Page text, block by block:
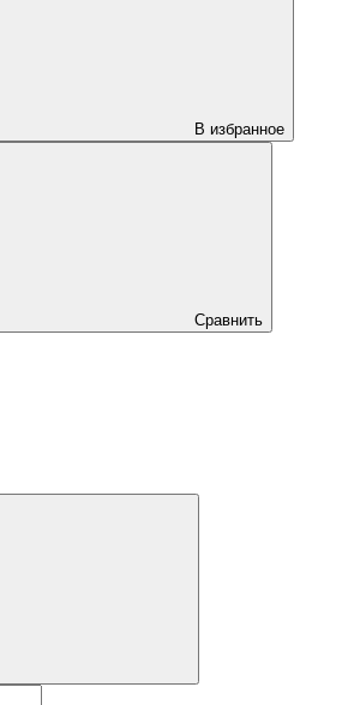
В избранное
Сравнить